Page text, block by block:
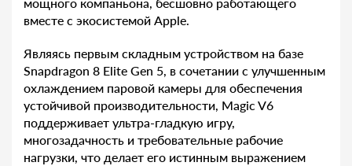
мощного компаньона, бесшовно работающего
вместе с экосистемой Apple.
Являясь первым складным устройством на базе
Snapdragon 8 Elite Gen 5, в сочетании с улучшенным
охлаждением паровой камеры для обеспечения
устойчивой производительности, Magic V6
поддерживает ультра-гладкую игру,
многозадачность и требовательные рабочие
нагрузки, что делает его истинным выражением